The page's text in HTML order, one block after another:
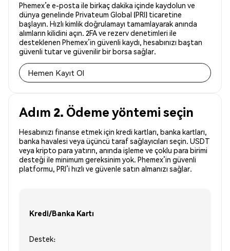
Phemex’e e-posta ile birkaç dakika içinde kaydolun ve
dünya genelinde Privateum Global (PRI) ticaretine
başlayın. Hızlı kimlik doğrulamayı tamamlayarak anında
alımların kilidini açın. 2FA ve rezerv denetimleri ile
desteklenen Phemex’in güvenli kaydı, hesabınızı baştan
güvenli tutar ve güvenilir bir borsa sağlar.
Hemen Kayıt Ol
Adım 2. Ödeme yöntemi seçin
Hesabınızı finanse etmek için kredi kartları, banka kartları,
banka havalesi veya üçüncü taraf sağlayıcıları seçin. USDT
veya kripto para yatırın, anında işleme ve çoklu para birimi
desteği ile minimum gereksinim yok. Phemex’in güvenli
platformu, PRI’i hızlı ve güvenle satın almanızı sağlar.
Kredi/Banka Kartı
Destek: